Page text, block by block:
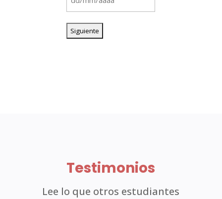
DD
MM
barra
Testimonios
Lee lo que otros estudiantes